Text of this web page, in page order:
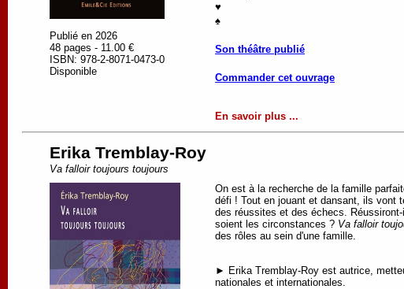
Publié en 2026
48 pages - 11.00 €
ISBN: 978-2-8071-0473-0
Disponible
♥
♠
Son théâtre publié
Commander cet ouvrage
En savoir plus ...
Erika Tremblay-Roy
Va falloir toujours toujours
On est à la recherche de la famille
défi ! Tout en jouant et dansant, ils vont
des réussites et des échecs.
soient les circonstances ? Va falloir
des rôles au sein d'une famille.
► Erika Tremblay-Roy est autrice,
nationales et internationales.